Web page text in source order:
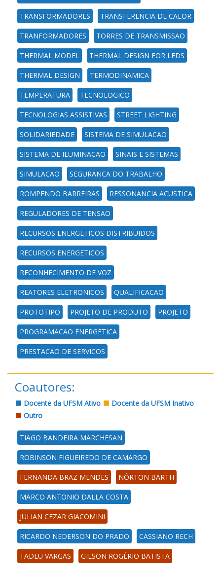
TRANSFORMADORES TRANSFERENCIA DE CALOR
TRANFORMADORES TORRES DE TRANSMISSAO
THERMAL MODEL THERMAL DESIGN FOR LEDS
THERMAL DESIGN TERMODINAMICA
TEMPERATURA TECNOLOGICO
TECNOLOGIAS ASSISTIVAS STREET LIGHTING
SOLIDARIEDADE SISTEMA DE SIMULACAO
SISTEMA DE ILUMINACAO SINAIS E SISTEMAS
SIMULACAO SEGURANCA DO TRABALHO
ROMPENDO BARREIRAS RESSONANCIA ACUSTICA
REGULADORES DE TENSAO
RECURSOS ENERGETICOS DISTRIBUIDOS
RECURSOS ENERGETICOS
RECONHECIMENTO DE VOZ
REATORES ELETRONICOS QUALIFICACAO
PROTOTIPO PROJETO DE PRODUTO PROJETO
PROGRAMACAO ENERGETICA
PRESTACAO DE SERVICOS
Coautores:
Docente da UFSM Ativo
Docente da UFSM Inativo
Outro
TIAGO BANDEIRA MARCHESAN
ROBINSON FIGUEIREDO DE CAMARGO
FERNANDA BRAZ MENDES NÓRTON BARTH
MARCO ANTONIO DALLA COSTA
JULIAN CEZAR GIACOMINI
RICARDO NEDERSON DO PRADO CASSIANO RECH
TADEU VARGAS GILSON ROGÉRIO BATISTA